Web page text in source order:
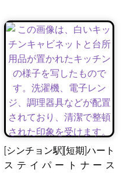
[シンチョン駅][短期]ハート
ステイパートナース